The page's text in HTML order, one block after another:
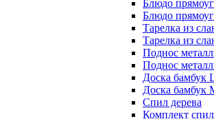
Блюдо
Блюдо
Тарелка из
Тарелка из
Поднос
Поднос
Доска бамбук
Доска бамбук
Спил дерева
Комплект